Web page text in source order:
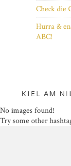
Check die
Hurra &
ABC!
KIEL AM
No images found!
Try some other